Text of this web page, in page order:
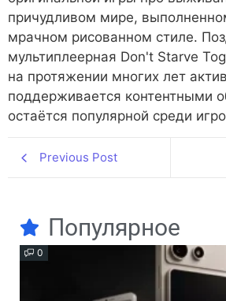
причудливом мире,
мрачном рисованном стиле.
мультиплеерная Don't Starve
на протяжении многих лет
поддерживается контентными
остаётся популярной среди
Previous Post
Популярное
0